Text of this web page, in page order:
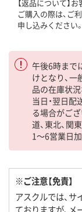
【返品について】
ご購入の際は、ご
申し込みください。
午後6時まで
けとなり、
品の在庫状
当日・翌日配
る場合がご
道、東北、関
1～6営業日
※ご注意【免責】
アスクルでは、
ておりますが、メ